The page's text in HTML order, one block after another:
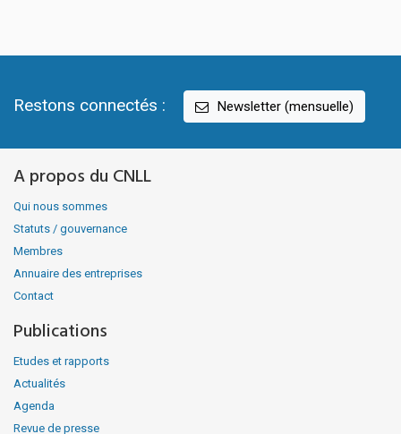
Restons connectés : Newsletter (mensuelle)
A propos du CNLL
Qui nous sommes
Statuts / gouvernance
Membres
Annuaire des entreprises
Contact
Publications
Etudes et rapports
Actualités
Agenda
Revue de presse